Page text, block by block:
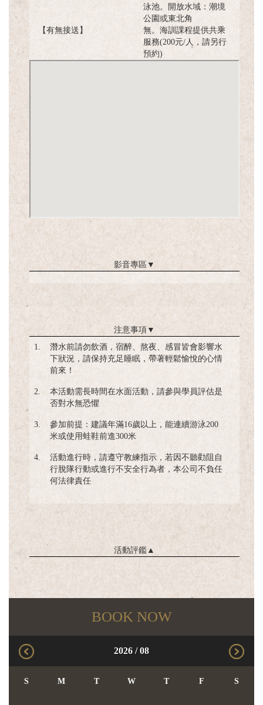
泳池。開放水域：潮境
公園或東北角
【有無接送】
無。海訓課程提供共乘
服務(200元/人，請另行
預約)
影音專區 ▼
注意事項 ▼
1.
潛水前請勿飲酒，宿醉、熬夜、感冒皆會影響水
下狀況，請保持充足睡眠，帶著輕鬆愉悅的心情
前來！
2.
本活動需長時間在水面活動，請參與學員評估是
否對水無恐懼
3.
參加前提：建議年滿16歲以上，能連續游泳200
米或使用蛙鞋前進300米
4.
活動進行時，請遵守教練指示，若因不聽勸阻自
行脫隊行動或進行不安全行為者，本公司不負任
何法律責任
活動評鑑 ▲
BOOK NOW
2026/08
S M T W T F S